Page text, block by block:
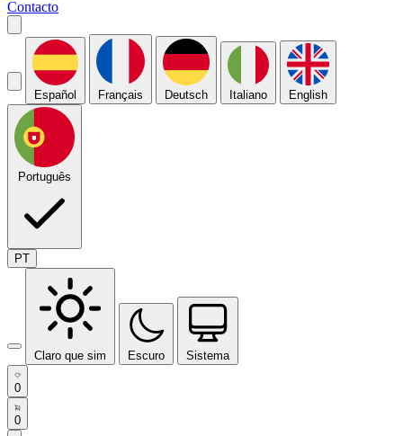
Contacto
Español Français Deutsch Italiano English
Português
PT
Claro que sim Escuro Sistema
0
0